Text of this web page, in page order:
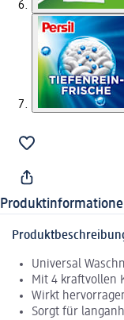
Universal
Mit 4 kraftvollen
Wirkt
Sorgt für